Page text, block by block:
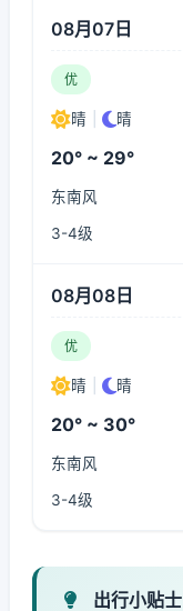
08月07日
优
晴 晴
20° ~ 29°
东南风
3-4级
08月08日
优
晴 晴
20° ~ 30°
东南风
3-4级
出行小贴士